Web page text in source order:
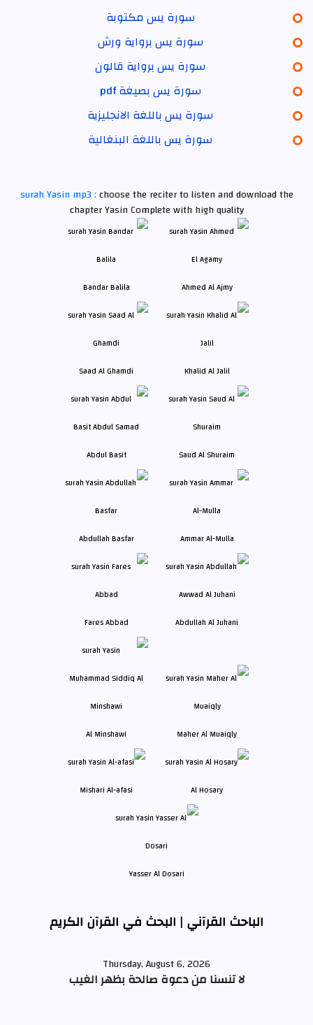
سورة يس مكتوبة
سورة يس برواية ورش
سورة يس برواية قالون
سورة يس بصيغة pdf
سورة يس باللغة الانجليزية
سورة يس باللغة البنغالية
surah Yasin mp3 :choose the reciter to listen and download the
chapter Yasin Complete with high quality
Ahmed Al Ajmy
Bandar Balila
Khalid Al Jalil
Saad Al Ghamdi
Saud Al Shuraim
Abdul Basit
Ammar Al-Mulla
Abdullah Basfar
Abdullah Al Juhani
Fares Abbad
Maher Al Muaiqly
Al Minshawi
Al Hosary
Mishari Al-afasi
Yasser Al Dosari
الباحث القرآني | البحث في القرآن الكريم
Thursday, August 6, 2026
لا تنسنا من دعوة صالحة بظهر الغيب